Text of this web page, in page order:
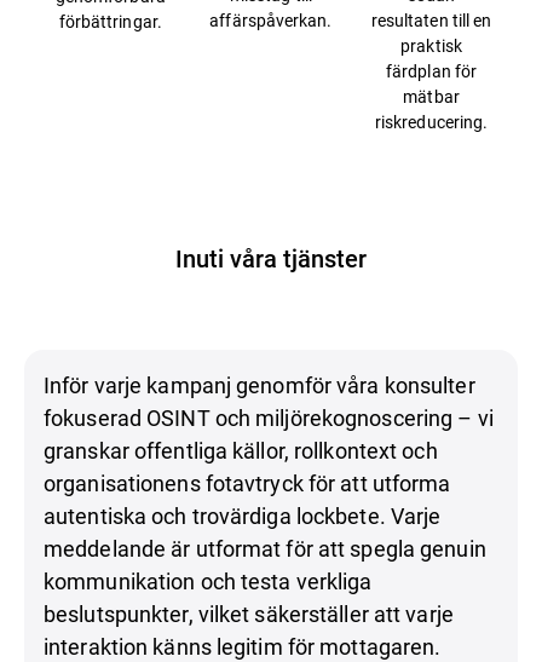
förbättringar.
affärspåverkan.
resultaten till en
praktisk
färdplan för
mätbar
riskreducering.
Inuti våra tjänster
Inför varje kampanj genomför våra konsulter
fokuserad OSINT och miljörekognoscering – vi
granskar offentliga källor, rollkontext och
organisationens fotavtryck för att utforma
autentiska och trovärdiga lockbete. Varje
meddelande är utformat för att spegla genuin
kommunikation och testa verkliga
beslutspunkter, vilket säkerställer att varje
interaktion känns legitim för mottagaren.